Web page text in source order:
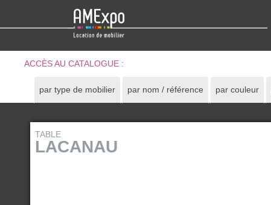
ACCÈS AU CATALOGUE :
par type de mobilier par nom / référence par couleur
TABLE
LACANAU